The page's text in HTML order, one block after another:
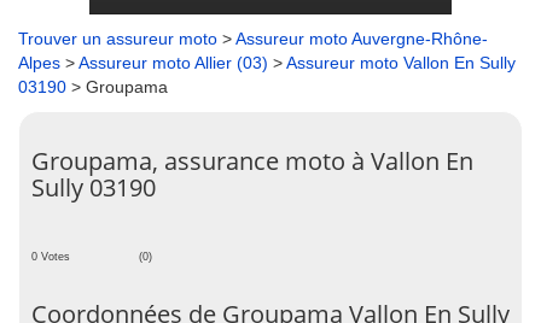
Trouver un assureur moto >Assureur moto Auvergne-Rhône-
Alpes >Assureur moto Allier (03) >Assureur moto Vallon En Sully
03190 > Groupama
Groupama, assurance moto à Vallon En
Sully 03190
0 Votes (0)
Coordonnées de Groupama Vallon En Sully